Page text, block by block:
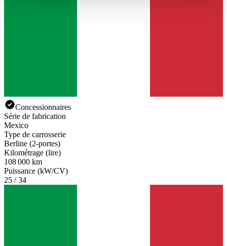
Concessionnaires
Série de fabrication
Mexico
Type de carrosserie
Berline (2-portes)
Kilométrage (lire)
108 000 km
Puissance (kW/CV)
25 / 34